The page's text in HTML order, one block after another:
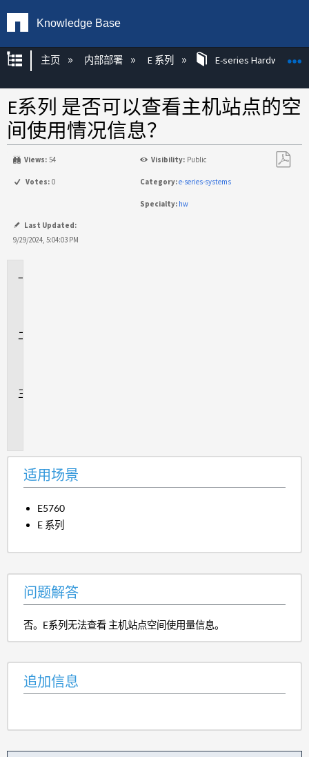
Knowledge Base
扩展/隐缩全局层次
主页 内部部署 E 系列 E-series Hardware
E系列 是否可以查看主机站点的空
间使用情况信息？
Views: 54 Visibility: Public
Votes: 0 Category:e-series-systems
Specialty: hw
Last Updated:
9/29/2024, 5:04:03 PM
适用场景
E5760
E 系列
问题解答
否。E系列无法查看 主机站点空间使用量信息。
追加信息